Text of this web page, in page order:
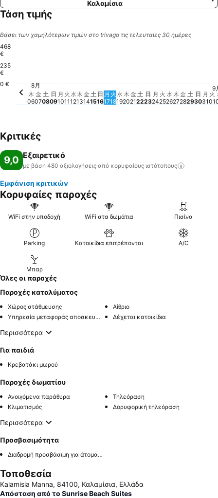
Καλαμίσια
Τάση τιμής
Βάσει των χαμηλότερων τιμών στο trivago τις τελευταίες 30 ημέρες
468
€
235
€
0 €
木, 8月 06
176 €
8月
木
06
金, 8月 07
138 €
金
07
土, 8月 08
136 €
土
08
日
09
月, 8月 10
194 €
月
10
火, 8月 11
火
11
水, 8月 12
水
12
木
13
金, 8月 14
193 €
金
14
土, 8月 15
196 €
土
15
日, 8月 16
126 €
日
16
月, 8月 17
124 €
月
17
火, 8月 18
150 €
火
18
水, 8月 19
193 €
水
19
木, 8月 20
194 €
木
20
金, 8月 21
179 €
金
21
土, 8月 22
194 €
土
22
日, 8月 23
171 €
日
23
月, 8月 24
月
24
火, 8月 25
135 €
火
25
水, 8月 26
134 €
水
26
木, 8月 27
136 €
木
27
金, 8月
168 €
金
28
土, 8月
168 €
土
29
日,
138 €
日
30
月,
月
31
9
火
01
Κριτικές
9,0 Εξαιρετικό
με βάση 480 αξιολογήσεις από κορυφαίους ιστότοπους
Εμφάνιση κριτικών
Κορυφαίες παροχές
WiFi στην υποδοχή WiFi στα δωμάτια Πισίνα
Parking Κατοικίδια επιτρέπονται A/C
Μπαρ
Όλες οι παροχές
Παροχές καταλύματος
Χώρος στάθμευσης
Αίθριο
Υπηρεσία μεταφοράς αποσκευών
Δέχεται κατοικίδια
Περισσότερα
Για παιδιά
Κρεβατάκι μωρού
Παροχές δωματίου
Ανοιγόμενα παράθυρα
Τηλεόραση
Κλιματισμός
Δορυφορική τηλεόραση
Περισσότερα
Προσβασιμότητα
Διαδρομή προσβάσιμη για άτομα με αναπηρία
Τοποθεσία
Kalamisia Manna, 84100, Καλαμίσια, Ελλάδα
Απόσταση από το Sunrise Beach Suites